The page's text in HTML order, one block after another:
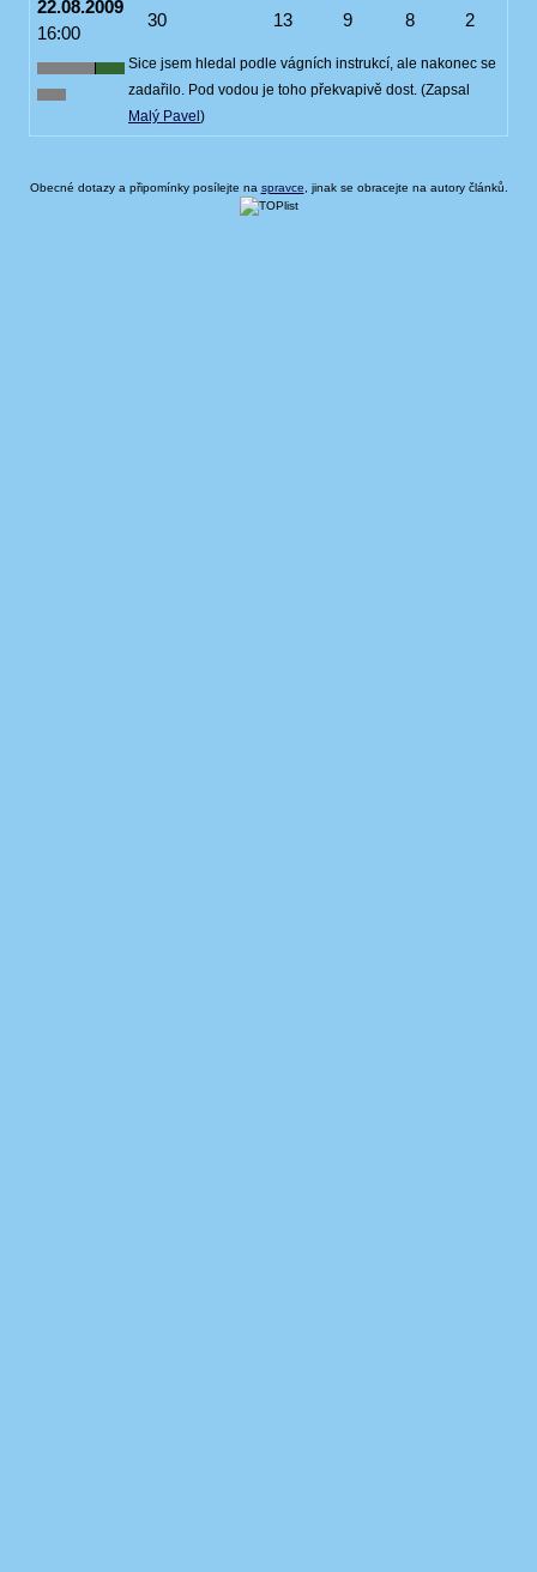
22.08.2009
16:00
30 13 9 8 2
Sice jsem hledal podle vágních instrukcí, ale nakonec se
zadařilo. Pod vodou je toho překvapivě dost. (Zapsal
Malý Pavel)
Obecné dotazy a připomínky posílejte na spravce , jinak se obracejte na autory článků.